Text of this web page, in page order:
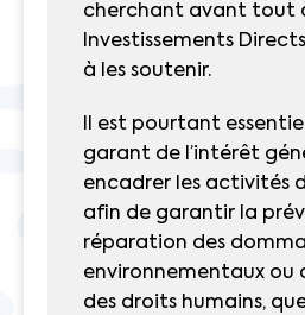
cherchant avant tout
Investissements
à les soutenir.
Il est pourtant
garant de l’intérêt
encadrer les activités
afin de garantir la
réparation des
environnementaux ou
des droits humains,